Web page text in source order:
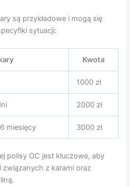
są przykładowe i mogą się
sytuacji:
Kwota
1000 zł
2000 zł
miesięcy 3000 zł
polisy OC jest kluczowe, aby
z karami oraz